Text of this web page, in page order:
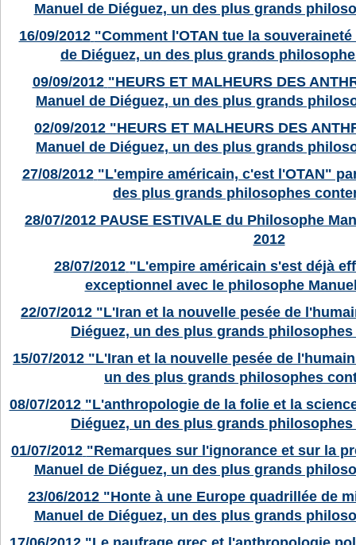
Manuel de Diéguez, un des plus grands
16/09/2012 "Comment l'OTAN tue la
de Diéguez, un des plus grands
09/09/2012 "HEURS ET MALHEURS DES
Manuel de Diéguez, un des plus grands
02/09/2012 "HEURS ET MALHEURS DES
Manuel de Diéguez, un des plus grands
27/08/2012 "L'empire américain, c'est l'OTAN"
des plus grands philosophes
28/07/2012 PAUSE ESTIVALE du Philosophe
2012
28/07/2012 "L'empire américain s'est déjà
exceptionnel avec le philosophe
22/07/2012 "L'Iran et la nouvelle pesée de
Diéguez, un des plus grands
15/07/2012 "L'Iran et la nouvelle pesée de
un des plus grands philosophes
08/07/2012 "L'anthropologie de la folie et la
Diéguez, un des plus grands
01/07/2012 "Remarques sur l'ignorance et sur la
Manuel de Diéguez, un des plus grands
23/06/2012 "Honte à une Europe quadrillée de
Manuel de Diéguez, un des plus grands